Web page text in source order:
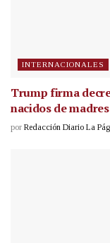
INTERNACIONALES
Trump firma
nacidos de
por Redacción Diario La